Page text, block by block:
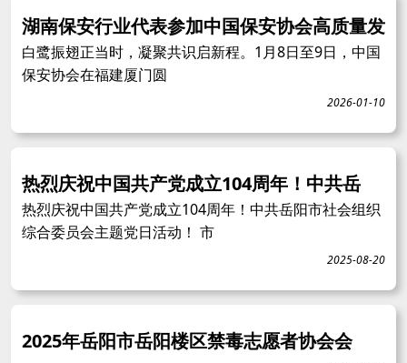
湖南保安行业代表参加中国保安协会高质量发
白鹭振翅正当时，凝聚共识启新程。1月8日至9日，中国
保安协会在福建厦门圆
2026-01-10
热烈庆祝中国共产党成立104周年！中共岳
热烈庆祝中国共产党成立104周年！中共岳阳市社会组织
综合委员会主题党日活动！ 市
2025-08-20
2025年岳阳市岳阳楼区禁毒志愿者协会会